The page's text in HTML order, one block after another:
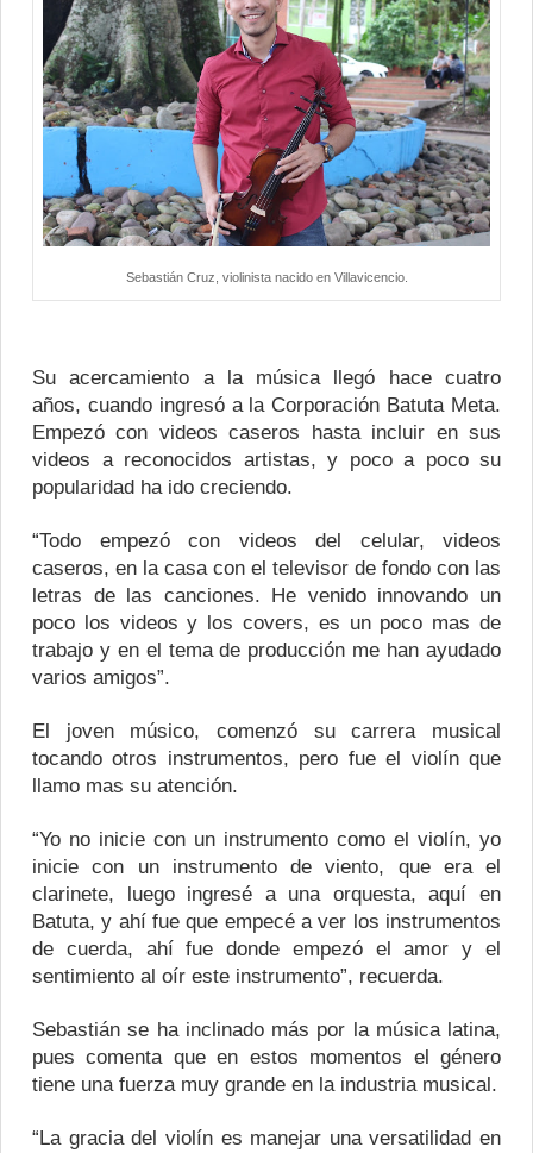
Sebastián Cruz, violinista nacido en Villavicencio.
Su acercamiento a la música llegó hace cuatro
años, cuando ingresó a la Corporación Batuta Meta.
Empezó con videos caseros hasta incluir en sus
videos a reconocidos artistas, y poco a poco su
popularidad ha ido creciendo.
“Todo empezó con videos del celular, videos
caseros, en la casa con el televisor de fondo con las
letras de las canciones. He venido innovando un
poco los videos y los covers, es un poco mas de
trabajo y en el tema de producción me han ayudado
varios amigos”.
El joven músico, comenzó su carrera musical
tocando otros instrumentos, pero fue el violín que
llamo mas su atención.
“Yo no inicie con un instrumento como el violín, yo
inicie con un instrumento de viento, que era el
clarinete, luego ingresé a una orquesta, aquí en
Batuta, y ahí fue que empecé a ver los instrumentos
de cuerda, ahí fue donde empezó el amor y el
sentimiento al oír este instrumento”, recuerda.
Sebastián se ha inclinado más por la música latina,
pues comenta que en estos momentos el género
tiene una fuerza muy grande en la industria musical.
“La gracia del violín es manejar una versatilidad en